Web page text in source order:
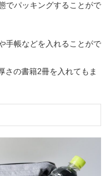
でパッキングすることがで
手帳などを入れることがで
さの書籍2冊を入れてもま